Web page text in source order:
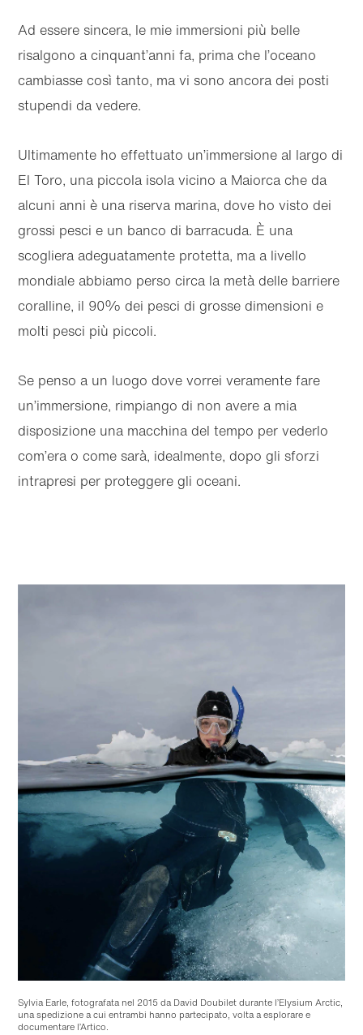
Ad essere sincera, le mie immersioni più belle
risalgono a cinquant’anni fa, prima che l’oceano
cambiasse così tanto, ma vi sono ancora dei posti
stupendi da vedere.
Ultimamente ho effettuato un’immersione al largo di
El Toro, una piccola isola vicino a Maiorca che da
alcuni anni è una riserva marina, dove ho visto dei
grossi pesci e un banco di barracuda. È una
scogliera adeguatamente protetta, ma a livello
mondiale abbiamo perso circa la metà delle barriere
coralline, il 90% dei pesci di grosse dimensioni e
molti pesci più piccoli.
Se penso a un luogo dove vorrei veramente fare
un’immersione, rimpiango di non avere a mia
disposizione una macchina del tempo per vederlo
com’era o come sarà, idealmente, dopo gli sforzi
intrapresi per proteggere gli oceani.
Sylvia Earle, fotografata nel 2015 da David Doubilet durante l’Elysium Arctic,
una spedizione a cui entrambi hanno partecipato, volta a esplorare e
documentare l’Artico.